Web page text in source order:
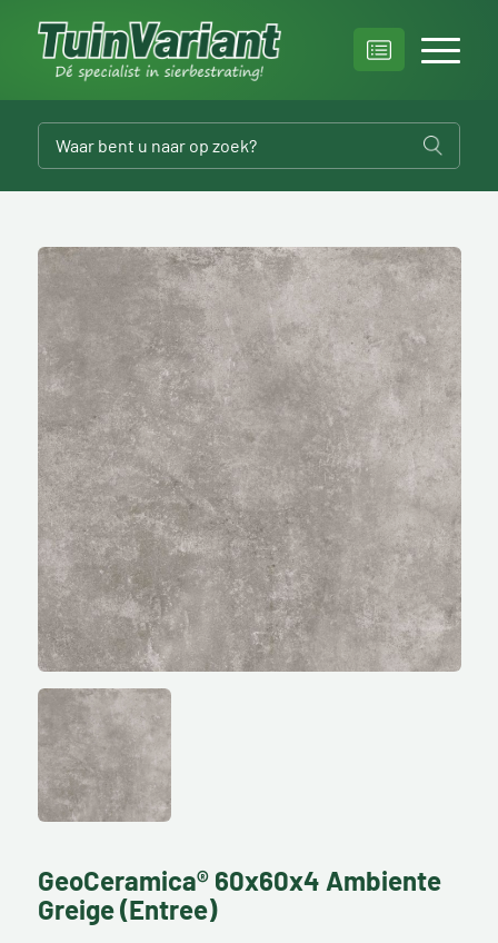
GeoCeramica® 60x60x4 Ambiente
Greige (Entree)